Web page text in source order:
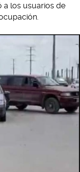
a los usuarios de